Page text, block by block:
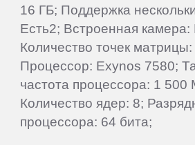
16 ГБ; Поддержка
Есть2; Встроенная камера:
Количество точек
Процессор: Exynos 7580;
частота процессора: 1 500
Количество ядер: 8;
процессора: 64 бита;